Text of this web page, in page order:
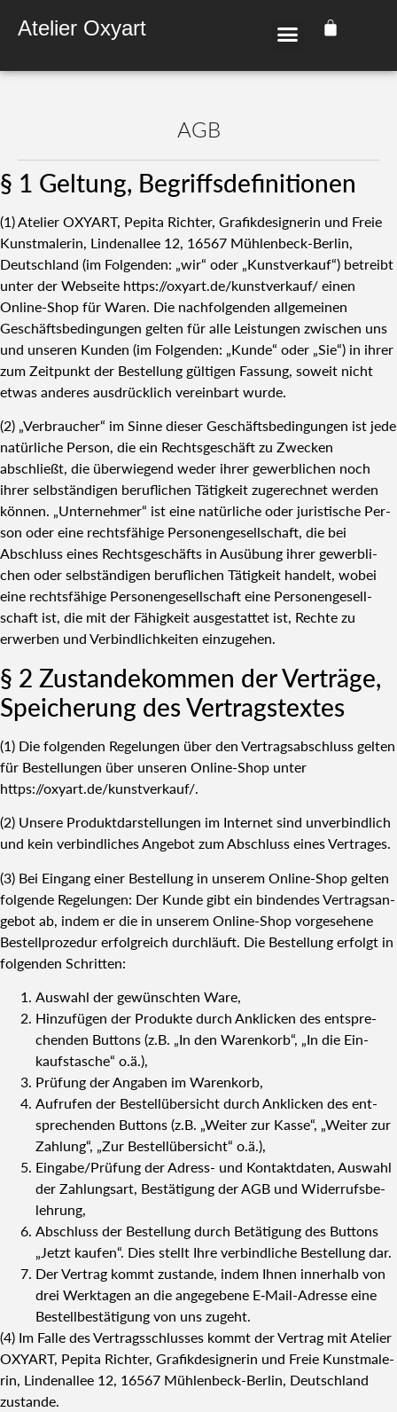
Atelier Oxyart
AGB
§ 1 Gel­tung, Begriffs­de­fi­ni­tio­nen
(1) Ate­lier OXYART, Pepi­ta Rich­ter, Gra­fik­de­si­gne­rin und Freie
Kunst­ma­le­rin, Lin­den­al­lee 12, 16567 Müh­len­beck-Ber­lin,
Deutsch­land (im Fol­gen­den: „wir“ oder „Kunst­ver­kauf“) betreibt
unter der Web­sei­te https://oxyart.de/kunstverkauf/ einen
Online-Shop für Waren. Die nach­fol­gen­den all­ge­mei­nen
Geschäfts­be­din­gun­gen gel­ten für alle Leis­tun­gen zwi­schen uns
und unse­ren Kun­den (im Fol­gen­den: „Kun­de“ oder „Sie“) in ihrer
zum Zeit­punkt der Bestel­lung gül­ti­gen Fas­sung, soweit nicht
etwas ande­res aus­drück­lich ver­ein­bart wur­de.
(2) „Ver­brau­cher“ im Sin­ne die­ser Geschäfts­be­din­gun­gen ist jede
natür­li­che Per­son, die ein Rechts­ge­schäft zu Zwe­cken
abschließt, die über­wie­gend weder ihrer gewerb­li­chen noch
ihrer selb­stän­di­gen beruf­li­chen Tätig­keit zuge­rech­net wer­den
kön­nen. „Unter­neh­mer“ ist eine natür­li­che oder juris­ti­sche Per­
son oder eine rechts­fä­hi­ge Per­so­nen­ge­sell­schaft, die bei
Abschluss eines Rechts­ge­schäfts in Aus­übung ihrer gewerb­li­
chen oder selb­stän­di­gen beruf­li­chen Tätig­keit han­delt, wobei
eine rechts­fä­hi­ge Per­so­nen­ge­sell­schaft eine Per­so­nen­ge­sell­
schaft ist, die mit der Fähig­keit aus­ge­stat­tet ist, Rech­te zu
erwer­ben und Ver­bind­lich­kei­ten ein­zu­ge­hen.
§ 2 Zustan­de­kom­men der Ver­trä­ge,
Spei­che­rung des Ver­trags­tex­tes
(1) Die fol­gen­den Rege­lun­gen über den Ver­trags­ab­schluss gel­ten
für Bestel­lun­gen über unse­ren Online-Shop unter
https://oxyart.de/kunstverkauf/.
(2) Unse­re Pro­dukt­dar­stel­lun­gen im Inter­net sind unver­bind­lich
und kein ver­bind­li­ches Ange­bot zum Abschluss eines Ver­tra­ges.
(3) Bei Ein­gang einer Bestel­lung in unse­rem Online-Shop gel­ten
fol­gen­de Rege­lun­gen: Der Kun­de gibt ein bin­den­des Ver­trags­an­
ge­bot ab, indem er die in unse­rem Online-Shop vor­ge­se­he­ne
Bestell­pro­ze­dur erfolg­reich durch­läuft. Die Bestel­lung erfolgt in
fol­gen­den Schrit­ten:
Aus­wahl der gewünsch­ten Ware,
Hin­zu­fü­gen der Pro­duk­te durch Ankli­cken des ent­spre­
chen­den But­tons (z.B. „In den Waren­korb“, „In die Ein­
kaufs­ta­sche“ o.ä.),
Prü­fung der Anga­ben im Waren­korb,
Auf­ru­fen der Bestell­über­sicht durch Ankli­cken des ent­
spre­chen­den But­tons (z.B. „Wei­ter zur Kas­se“, „Wei­ter zur
Zah­lung“, „Zur Bestell­über­sicht“ o.ä.),
Eingabe/Prüfung der Adress- und Kon­takt­da­ten, Aus­wahl
der Zah­lungs­art, Bestä­ti­gung der AGB und Wider­rufs­be­
leh­rung,
Abschluss der Bestel­lung durch Betä­ti­gung des But­tons
„Jetzt kau­fen“. Dies stellt Ihre ver­bind­li­che Bestel­lung dar.
Der Ver­trag kommt zustan­de, indem Ihnen inner­halb von
drei Werk­ta­gen an die ange­ge­be­ne E‑Mail-Adres­se eine
Bestell­be­stä­ti­gung von uns zugeht.
(4) Im Fal­le des Ver­trags­schlus­ses kommt der Ver­trag mit Ate­lier
OXYART, Pepi­ta Rich­ter, Gra­fik­de­si­gne­rin und Freie Kunst­ma­le­
rin, Lin­den­al­lee 12, 16567 Müh­len­beck-Ber­lin, Deutsch­land
zustan­de.